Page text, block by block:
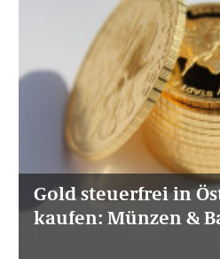
Gold steuerfrei in
kaufen: Münzen &